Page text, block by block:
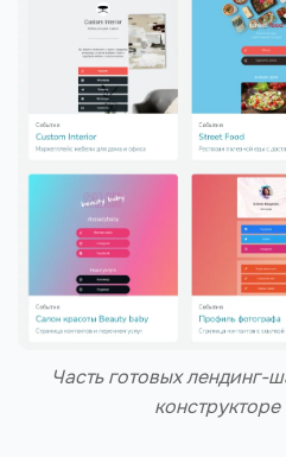
Часть готовых лендинг-